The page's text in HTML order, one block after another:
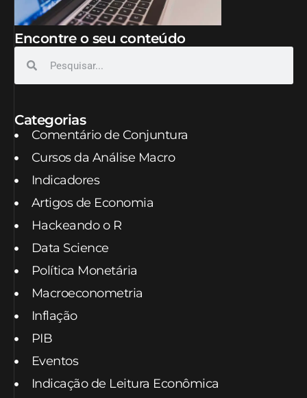
Encontre o seu conteúdo
Categorias
Comentário de Conjuntura
Cursos da Análise Macro
Indicadores
Artigos de Economia
Hackeando o R
Data Science
Política Monetária
Macroeconometria
Inflação
PIB
Eventos
Indicação de Leitura Econômica